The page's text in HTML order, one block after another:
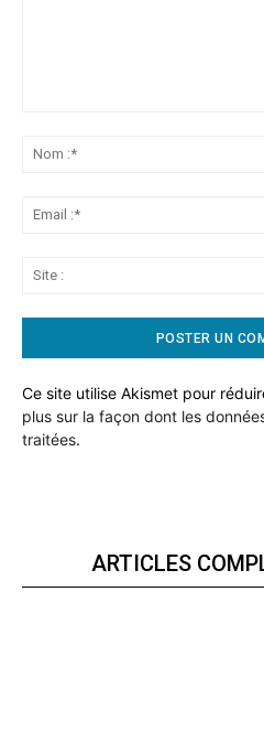
Ce site utilise Akismet pour
plus sur la façon dont les
traitées.
ARTICLES